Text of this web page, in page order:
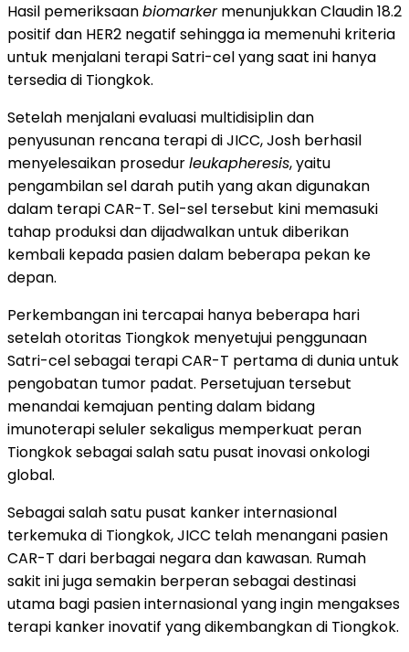
Hasil pemeriksaanbiomarkermenunjukkan Claudin 18.2
positif dan HER2 negatif sehingga ia memenuhi kriteria
untuk menjalani terapi Satri-cel yang saat ini hanya
tersedia di Tiongkok.
Setelah menjalani evaluasi multidisiplin dan
penyusunan rencana terapi di JICC, Josh berhasil
menyelesaikan prosedurleukapheresis, yaitu
pengambilan sel darah putih yang akan digunakan
dalam terapi CAR-T. Sel-sel tersebut kini memasuki
tahap produksi dan dijadwalkan untuk diberikan
kembali kepada pasien dalam beberapa pekan ke
depan.
Perkembangan ini tercapai hanya beberapa hari
setelah otoritas Tiongkok menyetujui penggunaan
Satri-cel sebagai terapi CAR-T pertama di dunia untuk
pengobatan tumor padat. Persetujuan tersebut
menandai kemajuan penting dalam bidang
imunoterapi seluler sekaligus memperkuat peran
Tiongkok sebagai salah satu pusat inovasi onkologi
global.
Sebagai salah satu pusat kanker internasional
terkemuka di Tiongkok, JICC telah menangani pasien
CAR-T dari berbagai negara dan kawasan. Rumah
sakit ini juga semakin berperan sebagai destinasi
utama bagi pasien internasional yang ingin mengakses
terapi kanker inovatif yang dikembangkan di Tiongkok.